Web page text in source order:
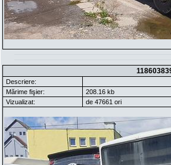
Descriere:
Mărime fişier:
208.16 kb
Vizualizat:
de 47661 ori